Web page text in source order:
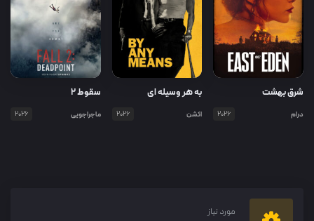
شرق بهشت
درام 2026
به هر وسیله ای
اکشن 2026
سقوط ۲
ماجراجویی 2026
مورد نیاز